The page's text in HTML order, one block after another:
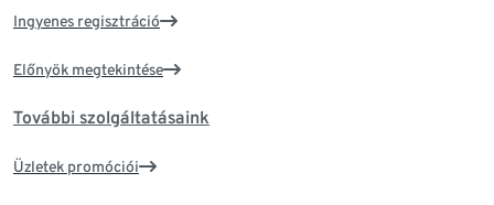
Ingyenes regisztráció
Előnyök megtekintése
További szolgáltatásaink
Üzletek promóciói